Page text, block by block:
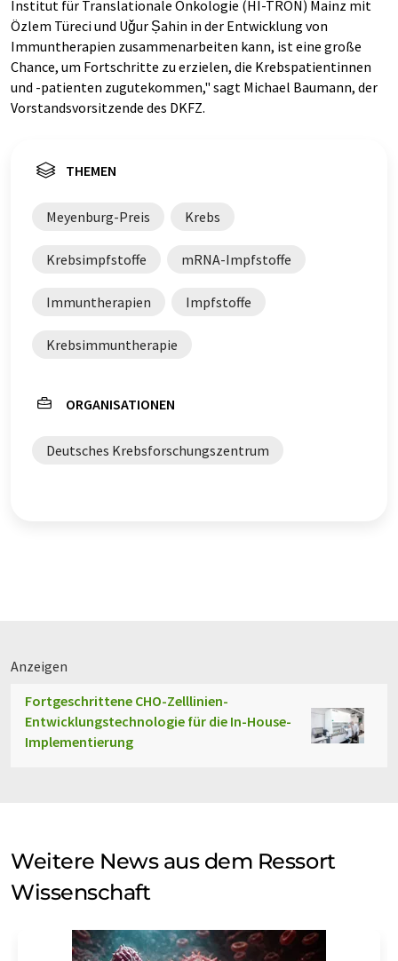
Institut für Translationale Onkologie (HI-TRON) Mainz mit
Özlem Türeci und Uǧur Șahin in der Entwicklung von
Immuntherapien zusammenarbeiten kann, ist eine große
Chance, um Fortschritte zu erzielen, die Krebspatientinnen
und -patienten zugutekommen," sagt Michael Baumann, der
Vorstandsvorsitzende des DKFZ.
THEMEN
Meyenburg-Preis Krebs
Krebsimpfstoffe mRNA-Impfstoffe
Immuntherapien Impfstoffe
Krebsimmuntherapie
ORGANISATIONEN
Deutsches Krebsforschungszentrum
Anzeigen
Fortgeschrittene CHO-Zelllinien-
Entwicklungstechnologie für die In-House-
Implementierung
Weitere News aus dem Ressort
Wissenschaft